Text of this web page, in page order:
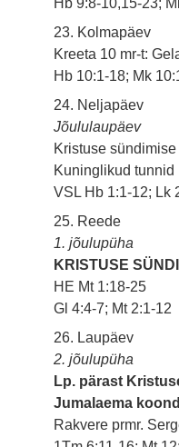
Hb 9:8-10,15-23;
23. Kolmapäev
Kreeta 10 mr-t:
Hb 10:1-18; Mk
24. Neljapäev
Jõululaupäev
Kristuse
Kuninglikud tunnid
VSL Hb 1:1-12; Lk
25. Reede
1. jõulupüha
KRISTUSE
HE Mt 1:18-25
Gl 4:4-7; Mt 2:1-12
26. Laupäev
2. jõulupüha
Lp. pärast
Jumalaema
Rakvere prmr.